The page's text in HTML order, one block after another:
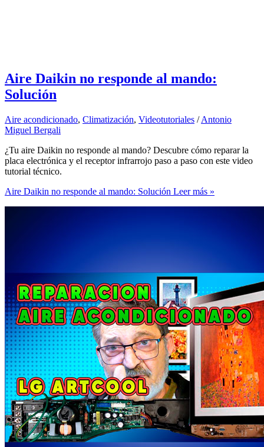
Aire Daikin no responde al mando:
Solución
Aire acondicionado, Climatización, Videotutoriales /Antonio
Miguel Bergali
¿Tu aire Daikin no responde al mando? Descubre cómo reparar la
placa electrónica y el receptor infrarrojo paso a paso con este video
tutorial técnico.
Aire Daikin no responde al mando: Solución Leer más »